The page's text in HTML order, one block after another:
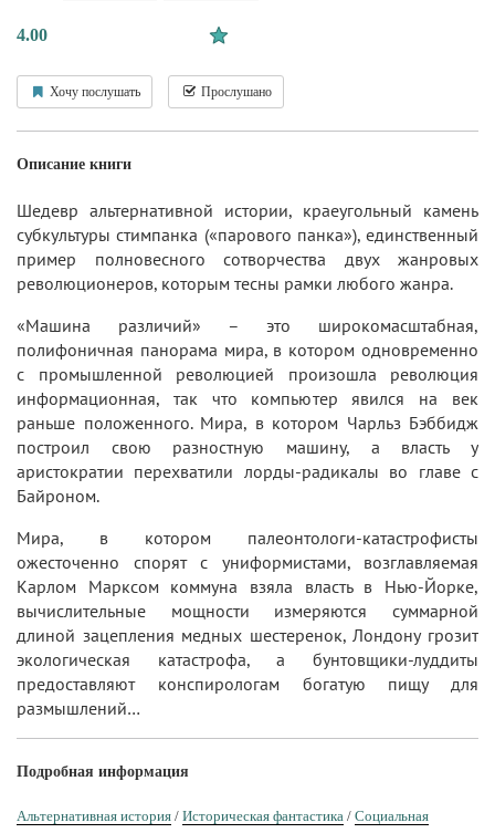
4.00
Хочу послушать Прослушано
Описание книги
Шедевр альтернативной истории, краеугольный камень
субкультуры стимпанка («парового панка»), единственный
пример полновесного сотворчества двух жанровых
революционеров, которым тесны рамки любого жанра.
«Машина различий» – это широкомасштабная,
полифоничная панорама мира, в котором одновременно
с промышленной революцией произошла революция
информационная, так что компьютер явился на век
раньше положенного. Мира, в котором Чарльз Бэббидж
построил свою разностную машину, а власть у
аристократии перехватили лорды-радикалы во главе с
Байроном.
Мира, в котором палеонтологи-катастрофисты
ожесточенно спорят с униформистами, возглавляемая
Карлом Марксом коммуна взяла власть в Нью-Йорке,
вычислительные мощности измеряются суммарной
длиной зацепления медных шестеренок, Лондону грозит
экологическая катастрофа, а бунтовщики-луддиты
предоставляют конспирологам богатую пищу для
размышлений…
Подробная информация
Альтернативная история / Историческая фантастика / Социальная